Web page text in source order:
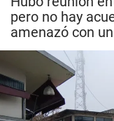
pero no hay
amenazó con